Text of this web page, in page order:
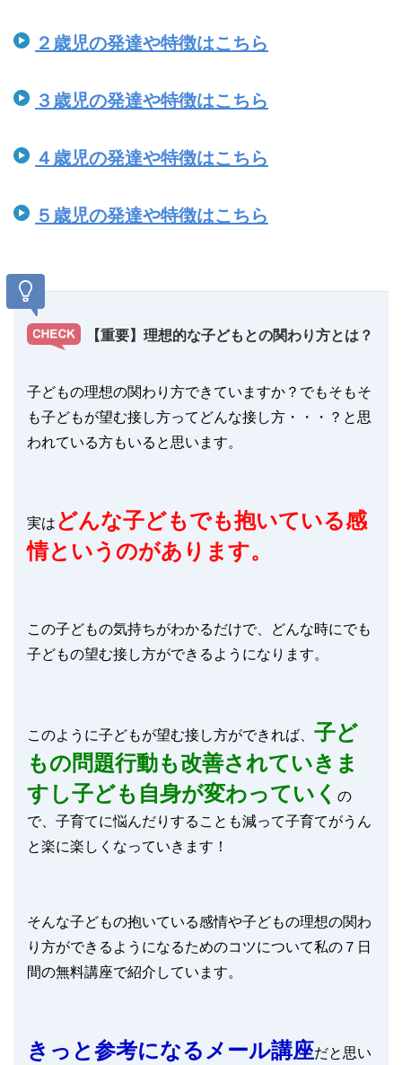
２歳児の発達や特徴はこちら
３歳児の発達や特徴はこちら
４歳児の発達や特徴はこちら
５歳児の発達や特徴はこちら
【重要】理想的な子どもとの関わり方とは？
子どもの理想の関わり方できていますか？でもそもそ
も子どもが望む接し方ってどんな接し方・・・？と思
われている方もいると思います。
実は どんな子どもでも抱いている感
情というのがあります。
この子どもの気持ちがわかるだけで、どんな時にでも
子どもの望む接し方ができるようになります。
このように子どもが望む接し方ができれば、 子ど
もの問題行動も改善されていきま
すし子ども自身が変わっていく の
で、子育てに悩んだりすることも減って子育てがうん
と楽に楽しくなっていきます！
そんな子どもの抱いている感情や子どもの理想の関わ
り方ができるようになるためのコツについて私の７日
間の無料講座で紹介しています。
きっと参考になるメール講座だと思い